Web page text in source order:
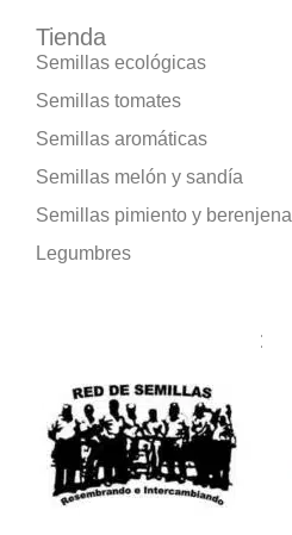
Tienda
Semillas ecológicas
Semillas tomates
Semillas aromáticas
Semillas melón y sandía
Semillas pimiento y berenjena
Legumbres
Formamos parte de: